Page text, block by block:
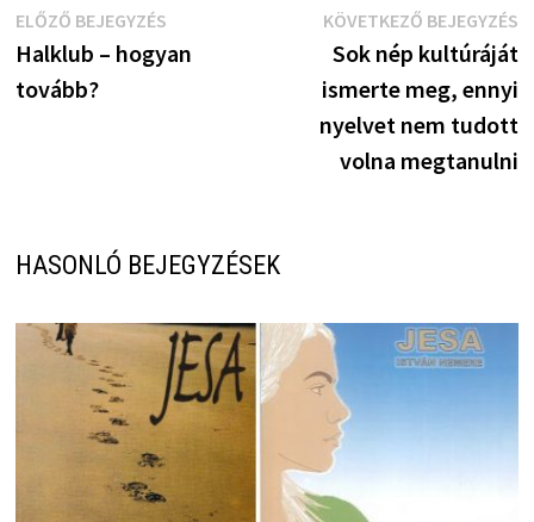
Bejegyzés
navigáció
ELŐZŐ BEJEGYZÉSElőző
bejegyzés:
Halklub – hogyan
tovább?
KÖVETKEZŐ BEJEGYZÉS
Sok nép kultúráját
ismerte meg, ennyi
nyelvet nem tudott
volna megtanulni
HASONLÓ BEJEGYZÉSEK